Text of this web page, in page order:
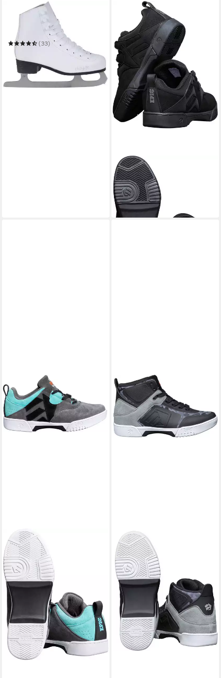
POWERSLIDE
Schlittschuhe Classic White
Playlife
(33)
58,99 €
-11%
in 6-8 Werktagen bei dir
EPIC GRINDSHOES
Gleitschuh Low Raven
ab 99,64 € UVP
-9%
in 6-8 Werktagen bei dir